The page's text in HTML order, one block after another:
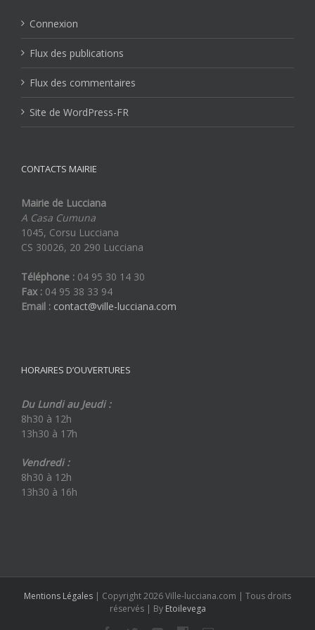
Connexion
Flux des publications
Flux des commentaires
Site de WordPress-FR
CONTACTS MAIRIE
Mairie de Lucciana
A Casa Cumuna
1045, Corsu Lucciana
CS 30026, 20 290 Lucciana
Téléphone : 04 95 30 14 30
Fax : 04 95 38 33 94
Email : contact@ville-lucciana.com
HORAIRES D’OUVERTURES
Du Lundi au Jeudi :
8h30 à 12h
13h30 à 17h
Vendredi :
8h30 à 12h
13h30 à 16h
Mentions Légales | Copyright 2026 Ville-lucciana.com | Tous droits
réservés | By Etoilevega